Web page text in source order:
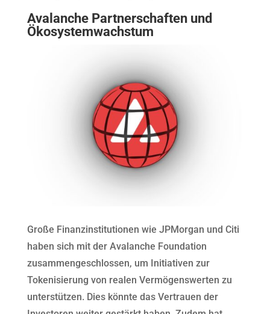
Avalanche Partnerschaften und
Ökosystemwachstum
Große Finanzinstitutionen wie JPMorgan und Citi
haben sich mit der Avalanche Foundation
zusammengeschlossen, um Initiativen zur
Tokenisierung von realen Vermögenswerten zu
unterstützen. Dies könnte das Vertrauen der